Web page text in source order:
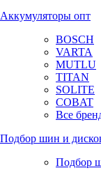
Аккумуляторы опт
BOSCH
VARTA
MUTLU
TITAN
SOLITE
COBAT
Все
Подбор шин и
Подбор